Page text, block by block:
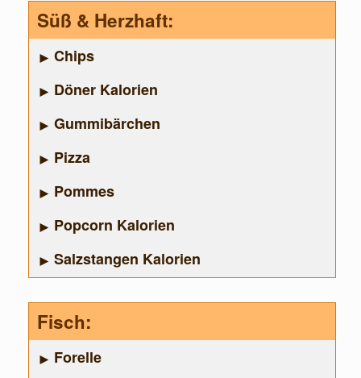
Süß & Herzhaft:
Chips
Döner Kalorien
Gummibärchen
Pizza
Pommes
Popcorn Kalorien
Salzstangen Kalorien
Fisch:
Forelle